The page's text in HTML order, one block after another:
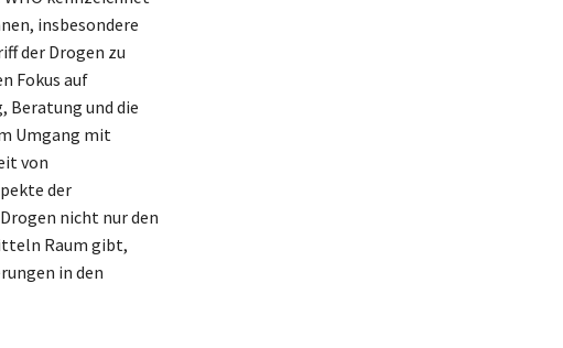
insbesondere
der Drogen zu
Fokus auf
Beratung und die
Umgang mit
von
der
nicht nur den
Raum gibt,
in den